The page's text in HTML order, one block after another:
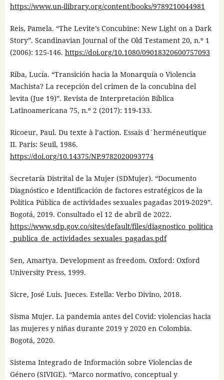
https://www.un-ilibrary.org/content/books/9789210044981
Reis, Pamela. “The Levite’s Concubine: New Light on a Dark
Story”. Scandinavian Journal of the Old Testament 20, n.º 1
(2006): 125-146. https://doi.org/10.1080/09018320600757093
Riba, Lucía. “Transición hacia la Monarquía o Violencia
Machista? La recepción del crimen de la concubina del
levita (Jue 19)”. Revista de Interpretación Bíblica
Latinoamericana 75, n.º 2 (2017): 119-133.
Ricoeur, Paul. Du texte à l’action. Essais d´herméneutique
II. Paris: Seuil, 1986.
https://doi.org/10.14375/NP.9782020093774
Secretaría Distrital de la Mujer (SDMujer). “Documento
Diagnóstico e Identificación de factores estratégicos de la
Política Pública de actividades sexuales pagadas 2019-2029”.
Bogotá, 2019. Consultado el 12 de abril de 2022.
https://www.sdp.gov.co/sites/default/files/diagnostico_politica
_publica_de_actividades_sexuales_pagadas.pdf
Sen, Amartya. Development as freedom. Oxford: Oxford
University Press, 1999.
Sicre, José Luis. Jueces. Estella: Verbo Divino, 2018.
Sisma Mujer. La pandemia antes del Covid: violencias hacia
las mujeres y niñas durante 2019 y 2020 en Colombia.
Bogotá, 2020.
Sistema Integrado de Información sobre Violencias de
Género (SIVIGE). “Marco normativo, conceptual y